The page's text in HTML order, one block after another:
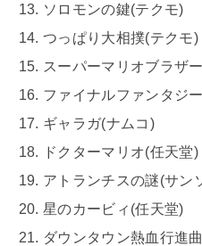
ソロモンの鍵(テクモ)
つっぱり大相撲(テクモ)
スーパーマリオブラザ
ファイナルファンタジ
ギャラガ(ナムコ)
ドクターマリオ(任天堂)
アトランチスの謎(サン
星のカービィ(任天堂)
ダウンタウン熱血行進